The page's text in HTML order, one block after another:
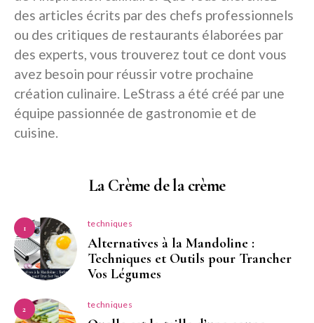
des articles écrits par des chefs professionnels
ou des critiques de restaurants élaborées par
des experts, vous trouverez tout ce dont vous
avez besoin pour réussir votre prochaine
création culinaire. LeStrass a été créé par une
équipe passionnée de gastronomie et de
cuisine.
La Crème de la crème
1 techniques
Alternatives à la Mandoline :
Techniques et Outils pour Trancher
Vos Légumes
2 techniques